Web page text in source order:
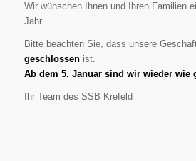
Wir wünschen Ihnen und Ihren Familien
Jahr.
Bitte beachten Sie, dass unsere
geschlossen ist.
Ab dem 5. Januar sind wir wieder wie
Ihr Team des SSB Krefeld